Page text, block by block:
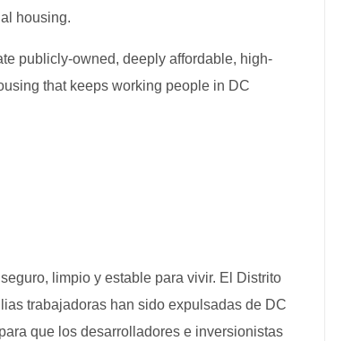
housing.
publicly-owned, deeply affordable, high-
that keeps working people in DC
limpio y estable para vivir. El Distrito
trabajadoras han sido expulsadas de DC
que los desarrolladores e inversionistas